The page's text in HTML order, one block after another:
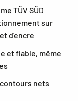
TÜV SÜD
sur
d'encre
et fiable, même
nets